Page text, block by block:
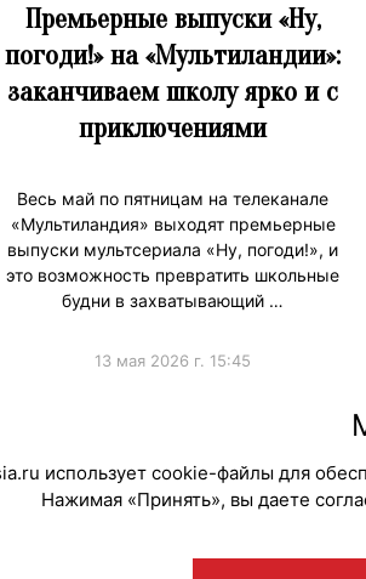
Премьерные выпуски «Ну,
погоди!» на «Мультиландии»:
заканчиваем школу ярко и с
приключениями
Весь май по пятницам на телеканале
«Мультиландия» выходят премьерные
выпуски мультсериала «Ну, погоди!», и
это возможность превратить школьные
будни в захватывающий …
13 мая 2026 г. 15:45
©
использует cookie-файлы для
Нажимая «Принять», вы даете